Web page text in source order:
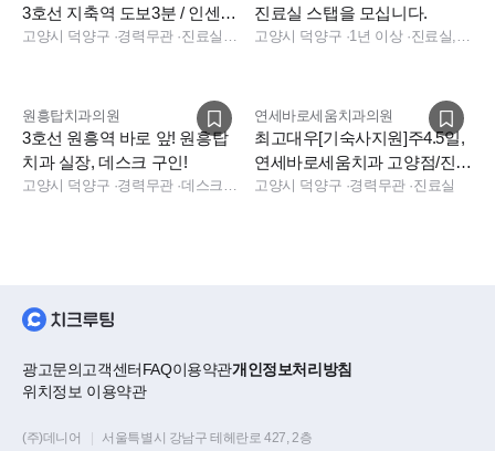
3호선 지축역 도보3분 / 인센티
브 제공.
고양시 덕양구 ·경력무관· 진료실, 진료팀장
진료실 스탭을 모십니다.
고양시 덕양구 ·1년 이상· 진료실, 데스크, 상담, 수술실, 진료실, 소독실, 상담, 데스크
원흥탑치과의원
3호선 원흥역 바로 앞! 원흥탑
치과 실장, 데스크 구인!
고양시 덕양구 ·경력무관· 데스크, 보험청구, 상담, 실장, 데스크, 진료실, 보험청구, 상담, 실장
연세바로세움치과의원
최고대우[기숙사지원]주4.5일,
연세바로세움치과 고양점/진료
실 스탭 선생님 모집
고양시 덕양구 ·경력무관·진료실
광고문의고객센터FAQ이용약관개인정보처리방침
위치정보 이용약관
(주)데니어 서울특별시 강남구 테헤란로 427, 2층